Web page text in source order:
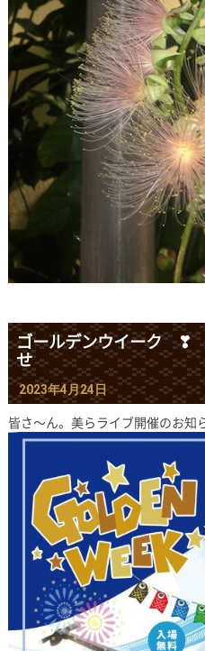
ゴールデンウイーク ❣
せ
2023年4月24日
皆さ～ん。美らライブ開催のお知